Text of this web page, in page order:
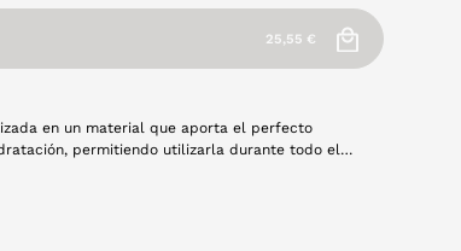
25,55 €
en un material que aporta el perfecto
permitiendo utilizarla durante todo el
en el borde minimiza el roce con el